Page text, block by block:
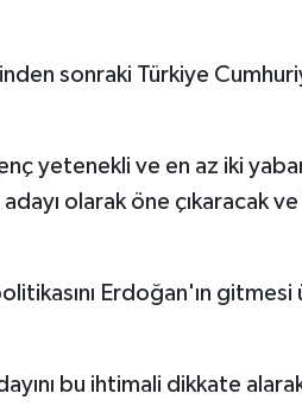
sonraki Türkiye
yetenekli ve en az iki
olarak öne çıkaracak
Erdoğan'ın
bu ihtimali dikkate